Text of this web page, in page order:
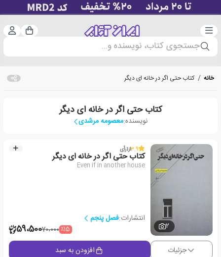
دسته‌بندی سبد
جستجوی کتاب، نویسنده و...
خانه / کتاب حتی اگر در خانه ای دیگر
کتاب حتی اگر در خانه ای دیگر
نویسنده:معصومه مرشدی
2
3.9از1رأی
کتاب حتی اگر در خانه ای دیگر
Even if in another house
انتشارات:فصل پنجم
٪1570،00059،500
جزئیات افزودن به سبد